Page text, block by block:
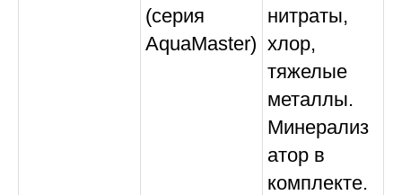
(серия
AquaMaster)
нитраты,
хлор,
тяжелые
металлы.
Минерализ
атор в
комплекте.